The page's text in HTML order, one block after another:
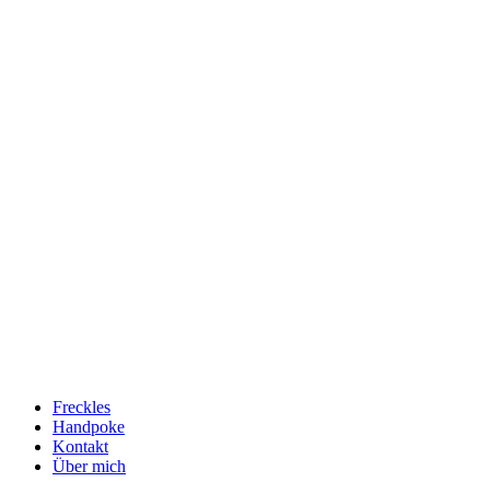
Freckles
Handpoke
Kontakt
Über mich